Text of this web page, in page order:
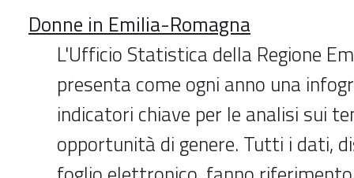
Donne in Emilia-Romagna
L'Ufficio Statistica della Regione
presenta come ogni anno una
indicatori chiave per le analisi sui
opportunità di genere. Tutti i dati,